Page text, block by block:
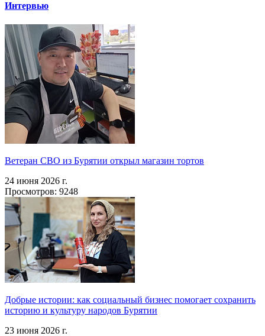
Интервью
Ветеран СВО из Бурятии открыл магазин тортов
24 июня 2026 г.
Просмотров: 9248
Добрые истории: как социальный бизнес помогает сохранить
историю и культуру народов Бурятии
23 июня 2026 г.